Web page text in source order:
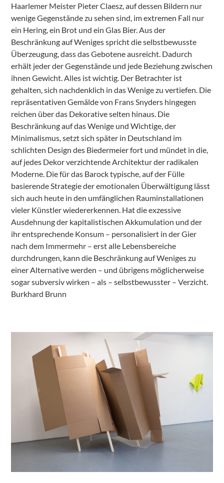
Haarlemer Meister Pieter Claesz, auf dessen Bildern nur
wenige Gegenstände zu sehen sind, im extremen Fall nur
ein Hering, ein Brot und ein Glas Bier. Aus der
Beschränkung auf Weniges spricht die selbstbewusste
Überzeugung, dass das Gebotene ausreicht. Dadurch
erhält jeder der Gegenstände und jede Beziehung zwischen
ihnen Gewicht. Alles ist wichtig. Der Betrachter ist
gehalten, sich nachdenklich in das Wenige zu vertiefen. Die
repräsentativen Gemälde von Frans Snyders hingegen
reichen über das Dekorative selten hinaus. Die
Beschränkung auf das Wenige und Wichtige, der
Minimalismus, setzt sich später in Deutschland im
schlichten Design des Biedermeier fort und mündet in die,
auf jedes Dekor verzichtende Architektur der radikalen
Moderne. Die für das Barock typische, auf der Fülle
basierende Strategie der emotionalen Überwältigung lässt
sich auch heute in den umfänglichen Rauminstallationen
vieler Künstler wiedererkennen. Hat die exzessive
Ausdehnung der kapitalistischen Akkumulation und der
ihr entsprechende Konsum – personalisiert in der Gier
nach dem Immermehr – erst alle Lebensbereiche
durchdrungen, kann die Beschränkung auf Weniges zu
einer Alternative werden – und übrigens möglicherweise
sogar subversiv wirken – als – selbstbewusster – Verzicht.
Burkhard Brunn